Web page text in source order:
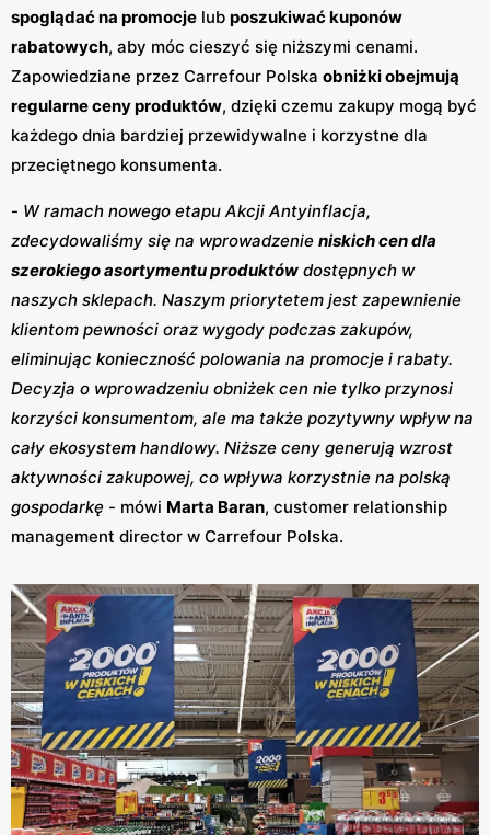
spoglądać na promocje lub poszukiwać kuponów
rabatowych, aby móc cieszyć się niższymi cenami.
Zapowiedziane przez Carrefour Polska obniżki obejmują
regularne ceny produktów, dzięki czemu zakupy mogą być
każdego dnia bardziej przewidywalne i korzystne dla
przeciętnego konsumenta.
- W ramach nowego etapu Akcji Antyinflacja,
zdecydowaliśmy się na wprowadzenie niskich cen dla
szerokiego asortymentu produktów dostępnych w
naszych sklepach. Naszym priorytetem jest zapewnienie
klientom pewności oraz wygody podczas zakupów,
eliminując konieczność polowania na promocje i rabaty.
Decyzja o wprowadzeniu obniżek cen nie tylko przynosi
korzyści konsumentom, ale ma także pozytywny wpływ na
cały ekosystem handlowy. Niższe ceny generują wzrost
aktywności zakupowej, co wpływa korzystnie na polską
gospodarkę - mówi Marta Baran, customer relationship
management director w Carrefour Polska.